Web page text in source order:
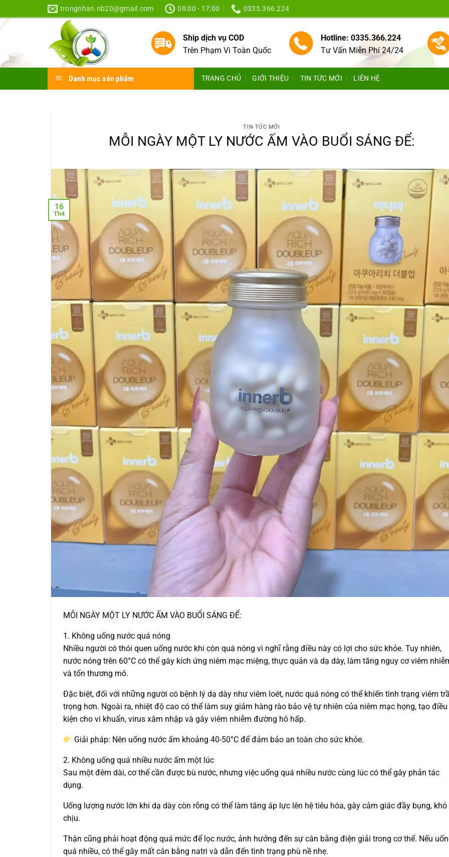
to
content
trongnhan.nb20@gmail.com 08:00 - 17:00 0335.366.224
Ship dịch vụ COD
Trên Phạm Vi Toàn Quốc
Hotline: 0335.366.224
Tư Vấn Miễn Phí 24/24
Danh mục sản phẩm TRANG CHỦ GIỚI THIỆU TIN TỨC MỚI LIÊN HỆ
TIN TỨC MỚI
MỖI NGÀY MỘT LY NƯỚC ẤM VÀO BUỔI SÁNG ĐỂ:
16
Th4
MỖI NGÀY MỘT LY NƯỚC ẤM VÀO BUỔI SÁNG ĐỂ:
1. Không uống nước quá nóng
Nhiều người có thói quen uống nước khi còn quá nóng vì nghĩ rằng điều này có lợi cho sức khỏe. Tuy nhiên,
nước nóng trên 60°C có thể gây kích ứng niêm mạc miệng, thực quản và dạ dày, làm tăng nguy cơ viêm
và tổn thương mô.
Đặc biệt, đối với những người có bệnh lý dạ dày như viêm loét, nước quá nóng có thể khiến tình trạng viêm
trọng hơn. Ngoài ra, nhiệt độ cao có thể làm suy giảm hàng rào bảo vệ tự nhiên của niêm mạc họng, tạo điều
kiện cho vi khuẩn, virus xâm nhập và gây viêm nhiễm đường hô hấp.
Giải pháp: Nên uống nước ấm khoảng 40-50°C để đảm bảo an toàn cho sức khỏe.
2. Không uống quá nhiều nước ấm một lúc
Sau một đêm dài, cơ thể cần được bù nước, nhưng việc uống quá nhiều nước cùng lúc có thể gây phản tác
dụng.
Uống lượng nước lớn khi dạ dày còn rỗng có thể làm tăng áp lực lên hệ tiêu hóa, gây cảm giác đầy bụng, khó
chịu.
Thận cũng phải hoạt động quá mức để lọc nước, ảnh hưởng đến sự cân bằng điện giải trong cơ thể. Nếu
quá nhiều, có thể gây mất cân bằng natri và dẫn đến tình trạng phù nề nhẹ.